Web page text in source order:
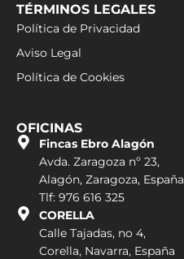
TÉRMINOS LEGALES
Política de Privacidad
Aviso Legal
Política de Cookies
OFICINAS
Fincas Ebro Alagón
Avda. Zaragoza nº 23,
Alagón, Zaragoza, España
Tlf: 976 616 325
CORELLA
Calle Tajadas, no 4,
Corella, Navarra, España